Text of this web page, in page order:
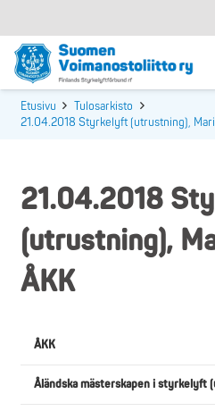
Etusivu
Tulosarkisto
21.04.2018 Styrkelyft (utrustning),
21.04.2018
(utrustning),
ÅKK
ÅKK
Åländska mästerskapen i styrkelyft